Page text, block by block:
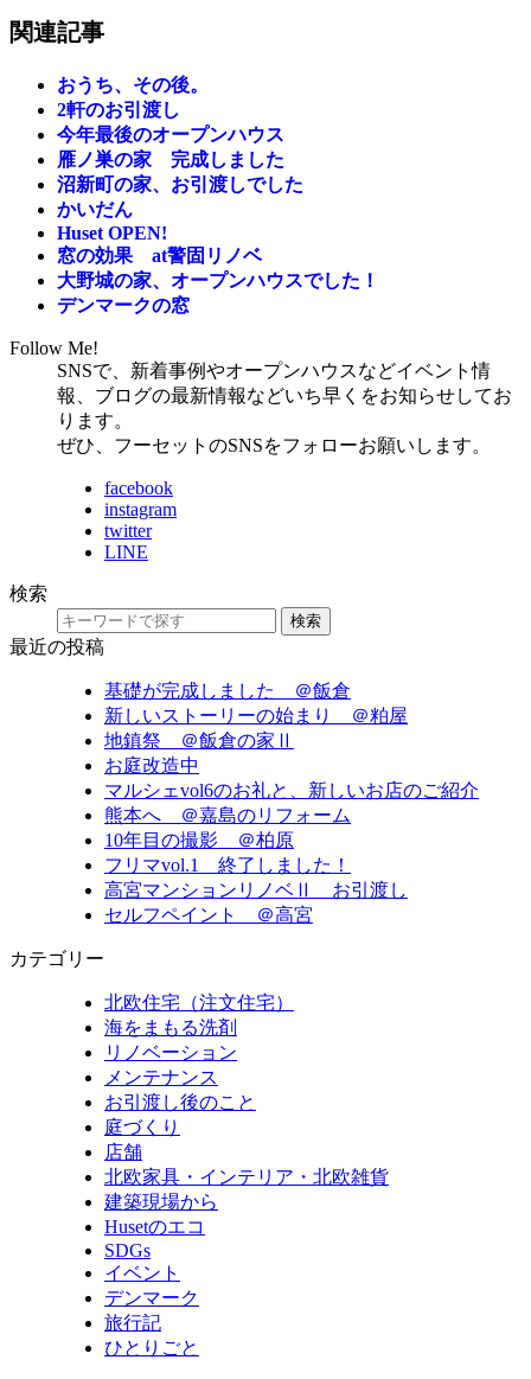
関連記事
おうち、その後。
2軒のお引渡し
今年最後のオープンハウス
雁ノ巣の家 完成しました
沼新町の家、お引渡しでした
かいだん
Huset OPEN!
窓の効果 at警固リノベ
大野城の家、オープンハウスでした！
デンマークの窓
Follow Me!
SNSで、新着事例やオープンハウスなどイベント情
報、ブログの最新情報などいち早くをお知らせしてお
ります。
ぜひ、フーセットのSNSをフォローお願いします。
facebook
instagram
twitter
LINE
検索
検索
最近の投稿
基礎が完成しました ＠飯倉
新しいストーリーの始まり ＠粕屋
地鎮祭 ＠飯倉の家Ⅱ
お庭改造中
マルシェvol6のお礼と、新しいお店のご紹介
熊本へ ＠嘉島のリフォーム
10年目の撮影 ＠柏原
フリマvol.1 終了しました！
高宮マンションリノベⅡ お引渡し
セルフペイント ＠高宮
カテゴリー
北欧住宅（注文住宅）
海をまもる洗剤
リノベーション
メンテナンス
お引渡し後のこと
庭づくり
店舗
北欧家具・インテリア・北欧雑貨
建築現場から
Husetのエコ
SDGs
イベント
デンマーク
旅行記
ひとりごと